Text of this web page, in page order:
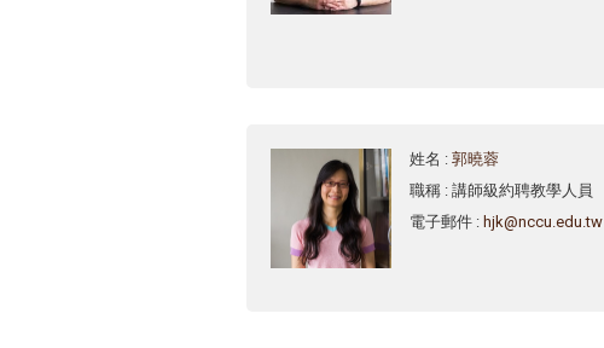
姓名 : 郭曉蓉
職稱 : 講師級約聘教學人員
電子郵件 : hjk@nccu.edu.tw